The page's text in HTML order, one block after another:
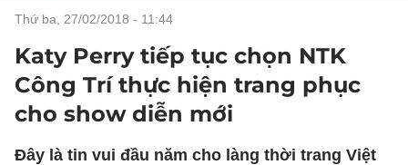
thứ ba, 27/02/2018 - 11:44
Katy Perry tiếp tục chọn NTK
Công Trí thực hiện trang phục
cho show diễn mới
Đây là tin vui đầu năm cho làng thời trang Việt